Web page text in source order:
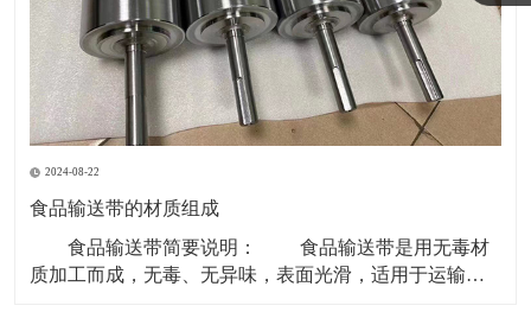
2024-08-22
食品输送带的材质组成
食品输送带简要说明： 食品输送带是用无毒材
质加工而成，无毒、无异味，表面光滑，适用于运输食